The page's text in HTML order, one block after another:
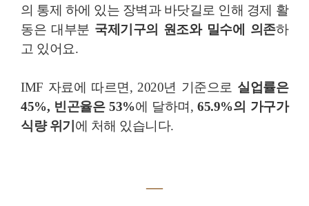
의 통제 하에 있는 장벽과 바닷길로 인해 경제 활
동은 대부분 국제기구의 원조와 밀수에 의존하
고 있어요.
IMF 자료에 따르면, 2020년 기준으로 실업률은
45%, 빈곤율은 53%에 달하며,65.9%의 가구가
식량 위기 에 처해 있습니다.
―